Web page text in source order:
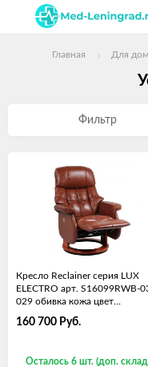
Главная Для
Фильтр
Кресло Reclainer серия LUX
ELECTRO арт. S16099RWB-
029 обивка кожа цвет
160 700 Руб.
Осталось 6 шт. (доп.